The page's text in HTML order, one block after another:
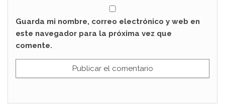
Guarda mi nombre, correo electrónico y web en
este navegador para la próxima vez que
comente.